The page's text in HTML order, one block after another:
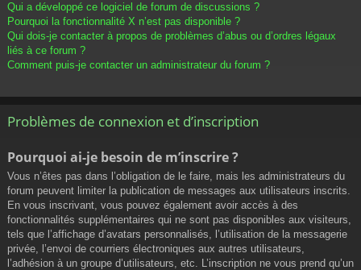
Qui a développé ce logiciel de forum de discussions ?
Pourquoi la fonctionnalité X n’est pas disponible ?
Qui dois-je contacter à propos de problèmes d’abus ou d’ordres légaux
liés à ce forum ?
Comment puis-je contacter un administrateur du forum ?
Problèmes de connexion et d’inscription
Pourquoi ai-je besoin de m’inscrire ?
Vous n’êtes pas dans l’obligation de le faire, mais les administrateurs du
forum peuvent limiter la publication de messages aux utilisateurs inscrits.
En vous inscrivant, vous pouvez également avoir accès à des
fonctionnalités supplémentaires qui ne sont pas disponibles aux visiteurs,
tels que l’affichage d’avatars personnalisés, l’utilisation de la messagerie
privée, l’envoi de courriers électroniques aux autres utilisateurs,
l’adhésion à un groupe d’utilisateurs, etc. L’inscription ne vous prend qu’un